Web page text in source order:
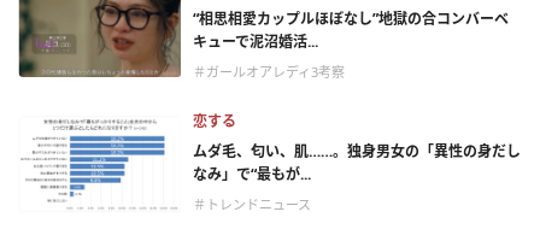
“相思相愛カップルほぼなし”地獄の合コンバーベ
キューで泥沼婚活...
＃ガールオアレディ3考察
恋する
ムダ毛、匂い、肌……。独身男女の「異性の身だし
なみ」で“最もが...
＃トレンドニュース